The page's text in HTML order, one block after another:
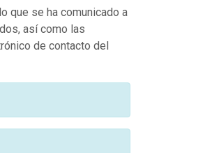
que se ha comunicado a
así como las
de contacto del